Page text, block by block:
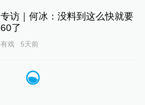
专访｜何冰：没料到这么快就要
60了
有戏 5天前